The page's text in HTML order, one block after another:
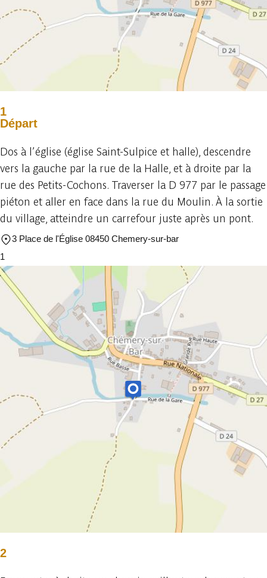
1
Départ
Dos à l’église (église Saint-Sulpice et halle), descendre
vers la gauche par la rue de la Halle, et à droite par la
rue des Petits-Cochons. Traverser la D 977 par le passage
piéton et aller en face dans la rue du Moulin. À la sortie
du village, atteindre un carrefour juste après un pont.
3 Place de l'Église 08450 Chemery-sur-bar
1
2